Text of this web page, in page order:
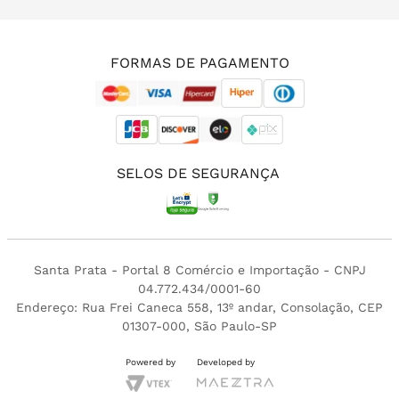
FORMAS DE PAGAMENTO
SELOS DE SEGURANÇA
Santa Prata - Portal 8 Comércio e Importação - CNPJ
04.772.434/0001-60
Endereço: Rua Frei Caneca 558, 13º andar, Consolação, CEP
01307-000, São Paulo-SP
Powered by Developed by